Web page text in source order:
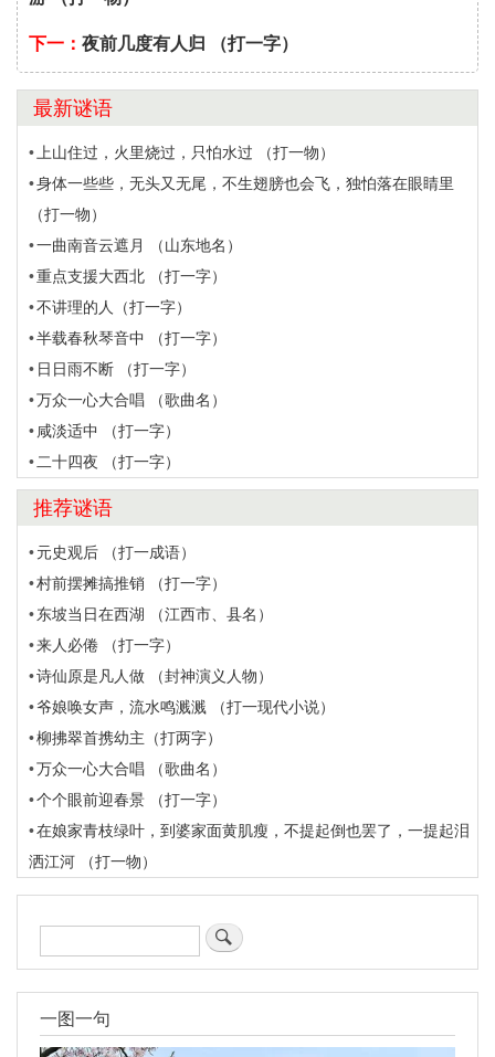
下一： 夜前几度有人归 （打一字）
最新谜语
上山住过，火里烧过，只怕水过 （打一物）
身体一些些，无头又无尾，不生翅膀也会飞，独怕落在眼睛里
（打一物）
一曲南音云遮月 （山东地名）
重点支援大西北 （打一字）
不讲理的人（打一字）
半载春秋琴音中 （打一字）
日日雨不断 （打一字）
万众一心大合唱 （歌曲名）
咸淡适中 （打一字）
二十四夜 （打一字）
推荐谜语
元史观后 （打一成语）
村前摆摊搞推销 （打一字）
东坡当日在西湖 （江西市、县名）
来人必倦 （打一字）
诗仙原是凡人做 （封神演义人物）
爷娘唤女声，流水鸣溅溅 （打一现代小说）
柳拂翠首携幼主（打两字）
万众一心大合唱 （歌曲名）
个个眼前迎春景 （打一字）
在娘家青枝绿叶，到婆家面黄肌瘦，不提起倒也罢了，一提起泪
洒江河 （打一物）
搜
索
一图一句